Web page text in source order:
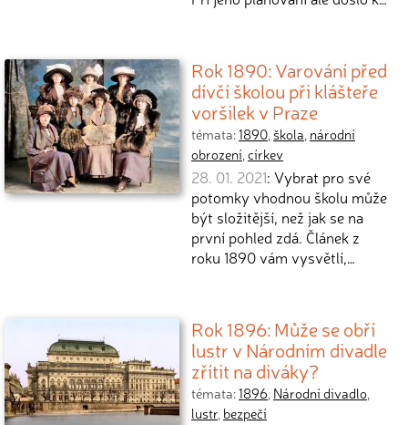
Rok 1890: Varování před
dívčí školou při klášteře
voršilek v Praze
témata:1890, škola, národní
obrození,církev
28. 01. 2021: Vybrat pro své
potomky vhodnou školu může
být složitější, než jak se na
první pohled zdá. Článek z
roku 1890 vám vysvětlí,…
Rok 1896: Může se obří
lustr v Národním divadle
zřítit na diváky?
témata:1896, Národní divadlo,
lustr, bezpečí